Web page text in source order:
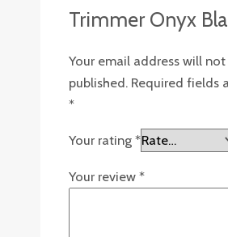
Trimmer Onyx
Your email address will not
published. Required fields
*
Your rating *
Your review *